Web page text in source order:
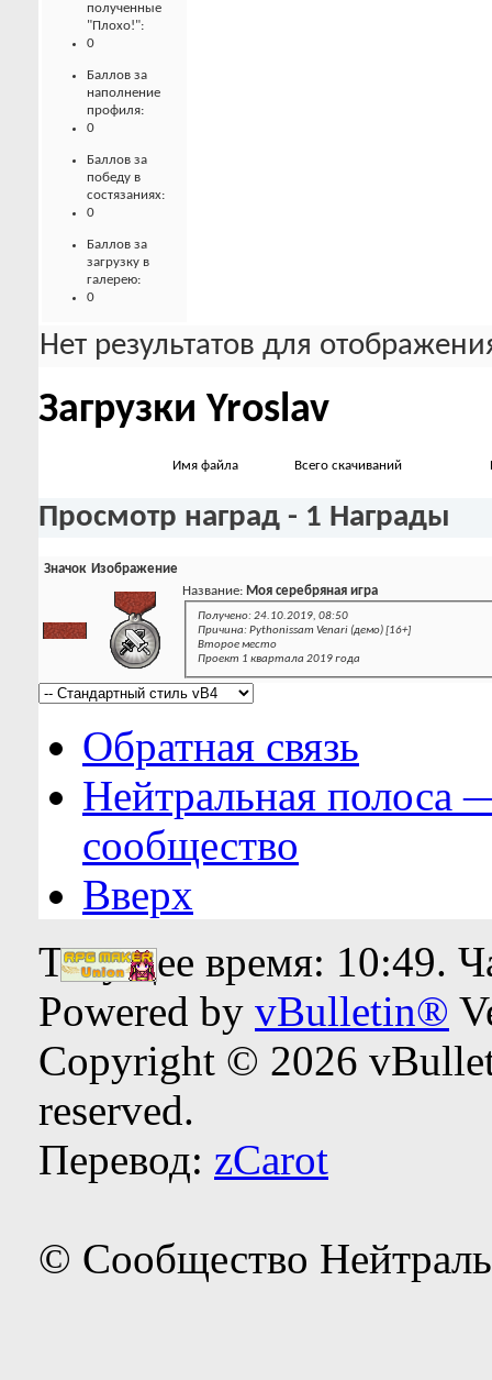
полученные
"Плохо!":
0
Баллов за
наполнение
профиля:
0
Баллов за
победу в
состязаниях:
0
Баллов за
загрузку в
галерею:
0
Нет результатов для
Загрузки Yroslav
Имя файла Всего скачиваний
Просмотр наград - 1 Награды
Значок Изображение
Название: Моя серебряная игра
Получено: 24.10.2019, 08:50
Причина: Pythonissam Venari (демо) [16+]
Второе место
Проект 1 квартала 2019 года
Обратная связь
Нейтральная полоса
сообщество
Вверх
Текущее время: 10:49.
Powered by vBulletin®
Copyright © 2026
reserved.
Перевод: zCarot
© Сообщество